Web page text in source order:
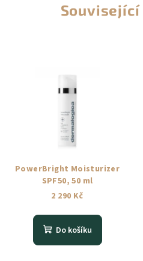
PowerBright Moisturizer
SPF50, 50 ml
2 290 Kč
Do košíku